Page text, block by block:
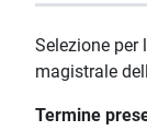
Selezione per
magistrale
Termine